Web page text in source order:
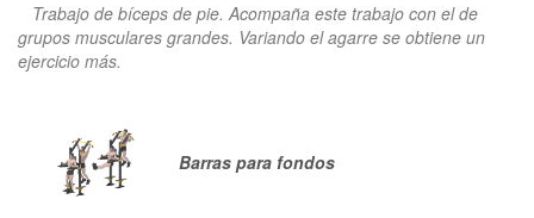
Trabajo de bíceps de pie. Acompaña este trabajo con el de
grupos musculares grandes. Variando el agarre se obtiene un
ejercicio más.
Barras para fondos